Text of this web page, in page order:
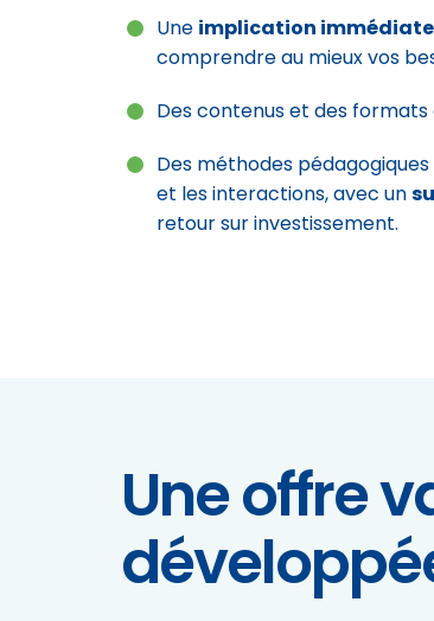
Une implication immédiate
comprendre au mieux vos
Des contenus et des formats
Des méthodes pédagogiques
et les interactions, avec un
retour sur investissement.
Une offre